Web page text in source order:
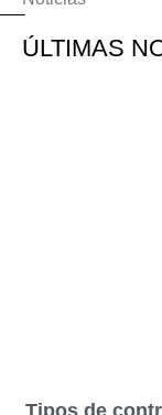
ÚLTIMAS
Tipos de